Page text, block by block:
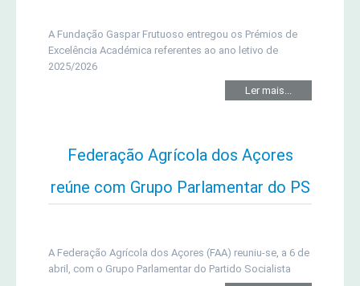
A Fundação Gaspar Frutuoso entregou os Prémios de
Excelência Académica referentes ao ano letivo de
2025/2026
Ler mais...
Federação Agrícola dos Açores
reúne com Grupo Parlamentar do PS
A Federação Agrícola dos Açores (FAA) reuniu-se, a 6 de
abril, com o Grupo Parlamentar do Partido Socialista